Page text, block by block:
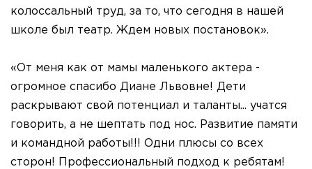
колоссальный труд, за то, что сегодня в нашей
школе был театр. Ждем новых постановок».
«От меня как от мамы маленького актера -
огромное спасибо Диане Львовне! Дети
раскрывают свой потенциал и таланты... учатся
говорить, а не шептать под нос. Развитие памяти
и командной работы!!! Одни плюсы со всех
сторон! Профессиональный подход к ребятам!